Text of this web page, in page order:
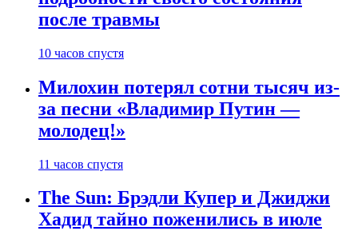
после травмы
10 часов спустя
Милохин потерял сотни тысяч из-
за песни «Владимир Путин —
молодец!»
11 часов спустя
The Sun: Брэдли Купер и Джиджи
Хадид тайно поженились в июле